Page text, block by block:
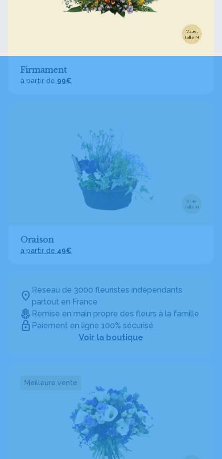
Réseau de 3000 fleuristes indépendants
partout en France
Remise en main propre des fleurs à la famille
Paiement en ligne 100% sécurisé
Voir la boutique
Visuel
taille M
Firmament
à partir de 99€
Visuel
taille M
Oraison
à partir de 49€
Meilleure vente